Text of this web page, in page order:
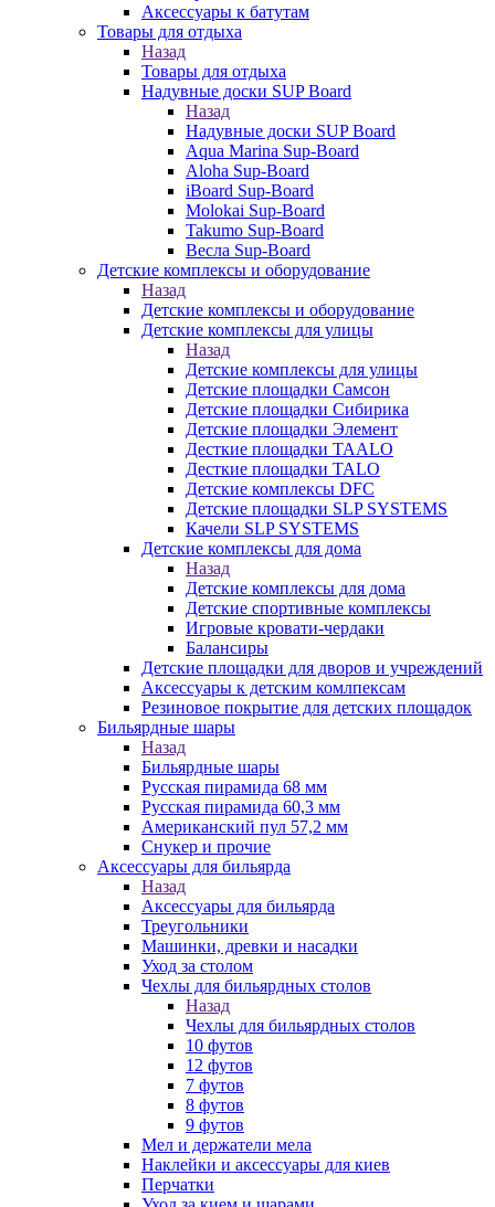
Аксессуары к батутам
Товары для отдыха
Назад
Товары для отдыха
Надувные доски SUP Board
Назад
Надувные доски SUP Board
Aqua Marina Sup-Board
Aloha Sup-Board
iBoard Sup-Board
Molokai Sup-Board
Takumo Sup-Board
Весла Sup-Board
Детские комплексы и оборудование
Назад
Детские комплексы и оборудование
Детские комплексы для улицы
Назад
Детские комплексы для улицы
Детские площадки Самсон
Детские площадки Сибирика
Детские площадки Элемент
Десткие площадки TAALO
Десткие площадки TALO
Детские комплексы DFC
Детские площадки SLP SYSTEMS
Качели SLP SYSTEMS
Детские комплексы для дома
Назад
Детские комплексы для дома
Детские спортивные комплексы
Игровые кровати-чердаки
Балансиры
Детские площадки для дворов и учреждений
Аксессуары к детским комлпексам
Резиновое покрытие для детских площадок
Бильярдные шары
Назад
Бильярдные шары
Русская пирамида 68 мм
Русская пирамида 60,3 мм
Американский пул 57,2 мм
Снукер и прочие
Аксессуары для бильярда
Назад
Аксессуары для бильярда
Треугольники
Машинки, древки и насадки
Уход за столом
Чехлы для бильярдных столов
Назад
Чехлы для бильярдных столов
10 футов
12 футов
7 футов
8 футов
9 футов
Мел и держатели мела
Наклейки и аксессуары для киев
Перчатки